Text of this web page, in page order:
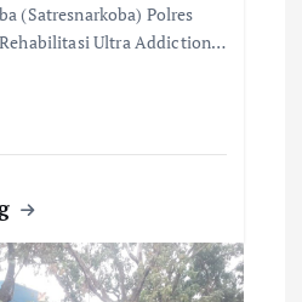
(Satresnarkoba) Polres
Rehabilitasi Ultra Addiction…